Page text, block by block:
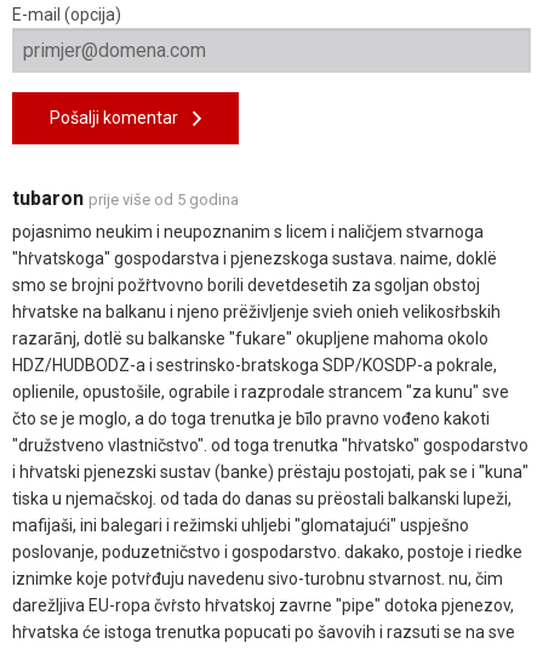
E-mail (opcija)
Pošalji komentar
tubaron prije više od 5 godina
pojasnimo neukim i neupoznanim s licem i naličjem stvarnoga
"hṙvatskoga" gospodarstva i pjenezskoga sustava. naime, doklë
smo se brojni požṙtvovno borili devetdesetih za sgoljan obstoj
hṙvatske na balkanu i njeno prëživljenje svieh onieh velikosṙbskih
razarānj, dotlë su balkanske "fukare" okupljene mahoma okolo
HDZ/HUDBODZ-a i sestrinsko-bratskoga SDP/KOSDP-a pokrale,
oplienile, opustošile, ograbile i razprodale strancem "za kunu" sve
čto se je moglo, a do toga trenutka je bīlo pravno vođeno kakoti
"družstveno vlastničstvo". od toga trenutka "hṙvatsko" gospodarstvo
i hṙvatski pjenezski sustav (banke) prëstaju postojati, pak se i "kuna"
tiska u njemačskoj. od tada do danas su prëostali balkanski lupeži,
mafijaši, ini balegari i režimski uhljebi "glomatajući" uspješno
poslovanje, poduzetničstvo i gospodarstvo. dakako, postoje i riedke
iznimke koje potvṙđuju navedenu sivo-turobnu stvarnost. nu, čim
darežljiva EU-ropa čvṙsto hṙvatskoj zavrne "pipe" dotoka pjenezov,
hṙvatska će istoga trenutka popucati po šavovih i razsuti se na sve